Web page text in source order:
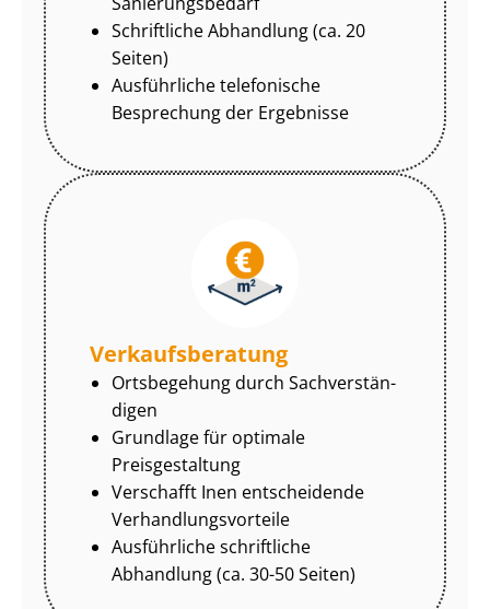
Schriftliche Abhandlung (ca. 20
Seiten)
Ausführliche telefonische
Besprechung der Ergebnisse
Ver­kaufs­be­ra­tung
Ortsbegehung durch Sach­ver­stän­
di­gen
Grundlage für optimale
Preisgestaltung
Verschafft Inen entscheidende
Ver­hand­lungs­vor­tei­le
Ausführliche schriftliche
Abhandlung (ca. 30-50 Seiten)